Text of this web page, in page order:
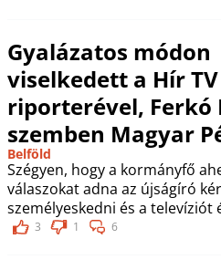
Gyalázatos módon
viselkedett a Hír TV
riporterével, Ferkó
szemben Magyar
Belföld
Szégyen, hogy a kormányfő
válaszokat adna az újságíró
személyeskedni és a televíziót
3 1 6